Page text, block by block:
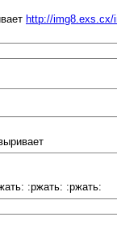
http://img8.exs.cx/
:ржать: :ржать: